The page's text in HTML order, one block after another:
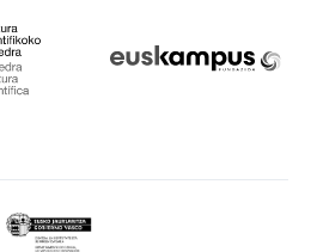
Eusko